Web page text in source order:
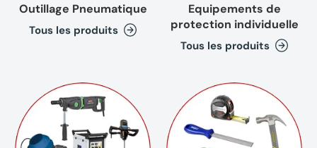
Outillage Pneumatique
Tous les produits
Equipements de
protection individuelle
Tous les produits